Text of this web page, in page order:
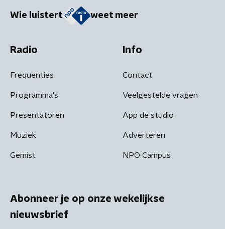
Wie luistert weet meer
Radio
Frequenties
Programma's
Presentatoren
Muziek
Gemist
Info
Contact
Veelgestelde vragen
App de studio
Adverteren
NPO Campus
Abonneer je op onze wekelijkse
nieuwsbrief